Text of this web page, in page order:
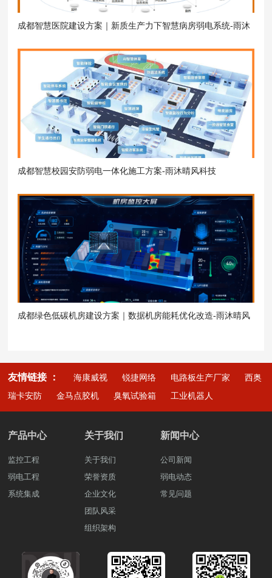
成都智慧医院建设方案｜新质生产力下智慧病房弱电系统-雨沐
成都智慧校园安防弱电一体化施工方案-雨沐晴风科技
成都绿色低碳机房建设方案｜数据机房能耗优化改造-雨沐晴风
友情链接 ： 海康威视 锐捷网络 电路板生产厂家
西奥
瑞卡安防
金马点胶机 臭氧试验箱 工业机器人
产品中心
监控工程
弱电工程
系统集成
关于我们
关于我们
荣誉资质
企业文化
团队风采
组织架构
新闻中心
公司新闻
弱电动态
常见问题